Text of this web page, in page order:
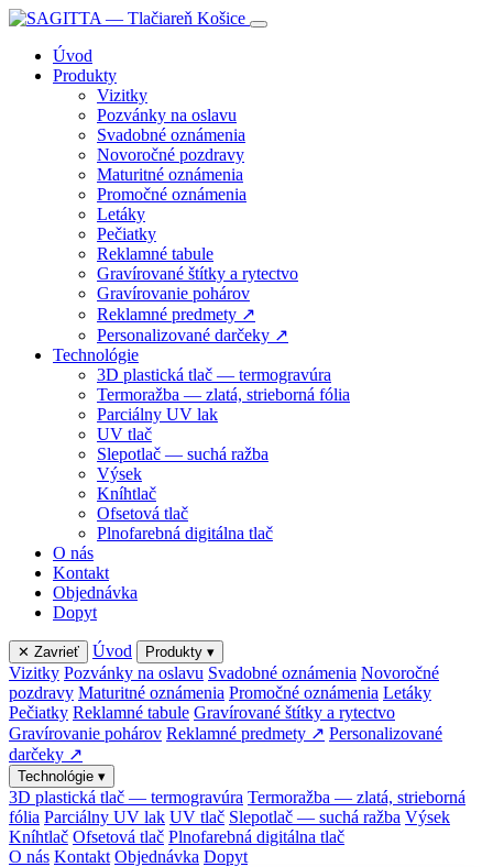
Úvod
Produkty
Vizitky
Pozvánky na oslavu
Svadobné oznámenia
Novoročné pozdravy
Maturitné oznámenia
Promočné oznámenia
Letáky
Pečiatky
Reklamné tabule
Gravírované štítky a rytectvo
Gravírovanie pohárov
Reklamné predmety ↗
Personalizované darčeky ↗
Technológie
3D plastická tlač — termogravúra
Termoražba — zlatá, strieborná fólia
Parciálny UV lak
UV tlač
Slepotlač — suchá ražba
Výsek
Kníhtlač
Ofsetová tlač
Plnofarebná digitálna tlač
O nás
Kontakt
Objednávka
Dopyt
✕ Zavrieť Úvod Produkty ▾
Vizitky Pozvánky na oslavu Svadobné oznámenia Novoročné
pozdravy Maturitné oznámenia Promočné oznámenia Letáky
Pečiatky Reklamné tabule Gravírované štítky a rytectvo
Gravírovanie pohárov Reklamné predmety ↗ Personalizované
darčeky ↗
Technológie ▾
3D plastická tlač — termogravúra Termoražba — zlatá, strieborná
fólia Parciálny UV lak UV tlač Slepotlač — suchá ražba Výsek
Kníhtlač Ofsetová tlač Plnofarebná digitálna tlač
O nás Kontakt Objednávka Dopyt